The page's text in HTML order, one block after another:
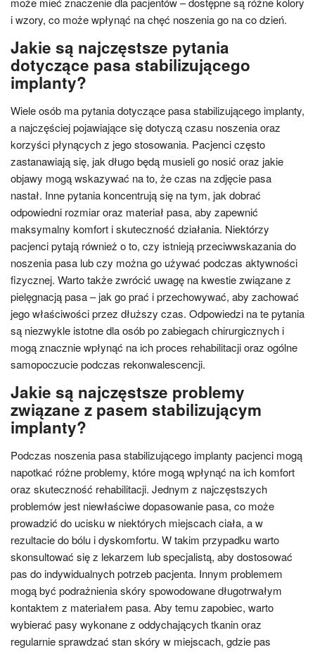
i wzory, co może wpłynąć na chęć noszenia go na co dzień.
Jakie są najczęstsze pytania
dotyczące pasa stabilizującego
implanty?
Wiele osób ma pytania dotyczące pasa stabilizującego implanty,
a najczęściej pojawiające się dotyczą czasu noszenia oraz
korzyści płynących z jego stosowania. Pacjenci często
zastanawiają się, jak długo będą musieli go nosić oraz jakie
objawy mogą wskazywać na to, że czas na zdjęcie pasa
nastał. Inne pytania koncentrują się na tym, jak dobrać
odpowiedni rozmiar oraz materiał pasa, aby zapewnić
maksymalny komfort i skuteczność działania. Niektórzy
pacjenci pytają również o to, czy istnieją przeciwwskazania do
noszenia pasa lub czy można go używać podczas aktywności
fizycznej. Warto także zwrócić uwagę na kwestie związane z
pielęgnacją pasa – jak go prać i przechowywać, aby zachować
jego właściwości przez dłuższy czas. Odpowiedzi na te pytania
są niezwykle istotne dla osób po zabiegach chirurgicznych i
mogą znacznie wpłynąć na ich proces rehabilitacji oraz ogólne
samopoczucie podczas rekonwalescencji.
Jakie są najczęstsze problemy
związane z pasem stabilizującym
implanty?
Podczas noszenia pasa stabilizującego implanty pacjenci mogą
napotkać różne problemy, które mogą wpłynąć na ich komfort
oraz skuteczność rehabilitacji. Jednym z najczęstszych
problemów jest niewłaściwe dopasowanie pasa, co może
prowadzić do ucisku w niektórych miejscach ciała, a w
rezultacie do bólu i dyskomfortu. W takim przypadku warto
skonsultować się z lekarzem lub specjalistą, aby dostosować
pas do indywidualnych potrzeb pacjenta. Innym problemem
mogą być podrażnienia skóry spowodowane długotrwałym
kontaktem z materiałem pasa. Aby temu zapobiec, warto
wybierać pasy wykonane z oddychających tkanin oraz
regularnie sprawdzać stan skóry w miejscach, gdzie pas